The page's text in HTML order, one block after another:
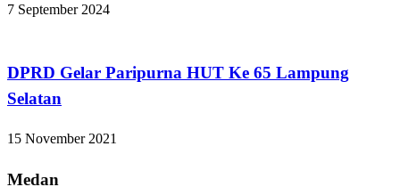
7 September 2024
DPRD Gelar Paripurna HUT Ke 65 Lampung
Selatan
15 November 2021
Medan